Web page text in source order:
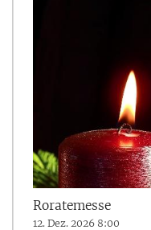
Roratemesse
12. Dez. 2026 8:00